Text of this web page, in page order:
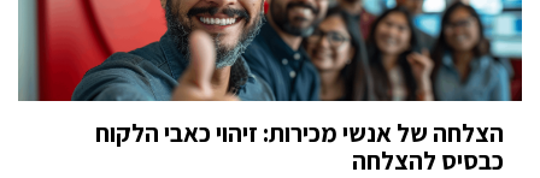
הצלחה של אנשי מכירות: זיהוי כאבי הלקוח
כבסיס להצלחה